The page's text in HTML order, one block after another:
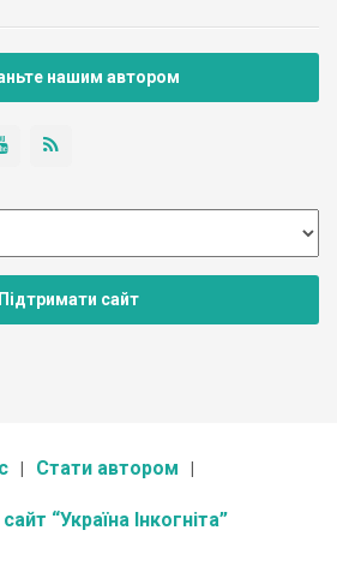
нашим автором
Підтримати сайт
Стати автором
“Україна Інкогніта”